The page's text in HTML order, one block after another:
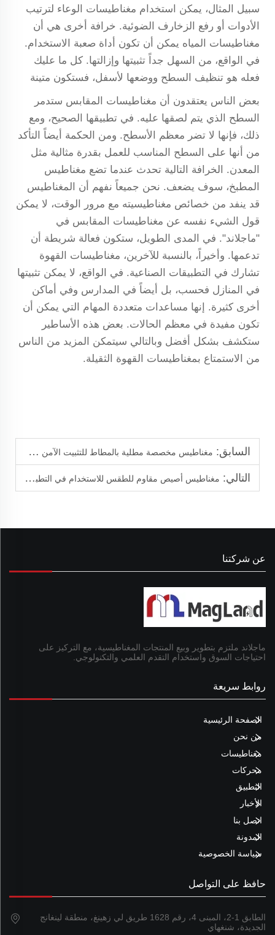
سبيل المثال، يمكن استخدام مغناطيسات الوعاء لترتيب
الأدوات أو رفع الزخارف الضوئية. خرافة أخرى هي أن
مغناطيسات المياه يمكن أن تكون أداة صعبة الاستخدام.
في الواقع، من السهل جداً تثبيتها وإزالتها. كل ما عليك
فعله هو تنظيف السطح ووضعها لأسفل، فستكون متينة
بعض الناس يعتقدون أن مغناطيسات المقابس ستدمر
السطح الذي يتم لصقها عليه. في تطبيقها الصحيح، ومع
ذلك، فإنها لا تضر معظم الأسطح. ومن الحكمة أيضاً التأكد
من أنها على السطح المناسب للعمل بقدرة مثالية مثل
المعدن. الخرافة التالية تحدث عندما تضع مغناطيس
المطبخ، سوف يضعف. نحن جميعاً نفهم أن المغناطيس
قد ينفد من خصائص مغناطيسيته مع مرور الوقت، لا يمكن
قول الشيء نفسه عن مغناطيسات المقابس في
"ماجلاند". في المدى الطويل، ستكون فعالة شريطة أن
تدعمها. وأخيراً، بالنسبة للآخرين، مغناطيسات القهوة
تشارك في التطبيقات الصناعية. في الواقع، لا يمكن تثبيتها
في المنازل فحسب، بل أيضاً في المدارس وفي أماكن
أخرى كثيرة. إنها مساعدات متعددة المهام التي يمكن أن
تكون مفيدة في معظم الحالات. بعض هذه الأساطير
ستكشف بشكل أفضل وبالتالي سيتمكن المزيد من الناس
من الاستمتاع بمغناطيسات القهوة الثقيلة.
السابق: مغناطيس مخصصة مطلية بالمطاط للتثبيت الآمن والمستقر
التالي: مغناطيس أصيص مقاوم للطقس للاستخدام في التطبيقات الخارجية
عن شركتنا
ماجلاند ملتزم بتطوير وبيع المنتجات المغناطيسية، مع التركيز على
احتياجات السوق واستخدام التقدم العلمي والتكنولوجي.
روابط سريعة
الصفحة الرئيسية
من نحن
مغناطيسات
محركات
التطبيق
الأخبار
اتصل بنا
المدونة
سياسة الخصوصية
حافظ على التواصل
الطابق 1-2، المبنى 4، رقم 1628 طريق لي زهينغ، منطقة لينغانج
الجديدة، شنغهاي